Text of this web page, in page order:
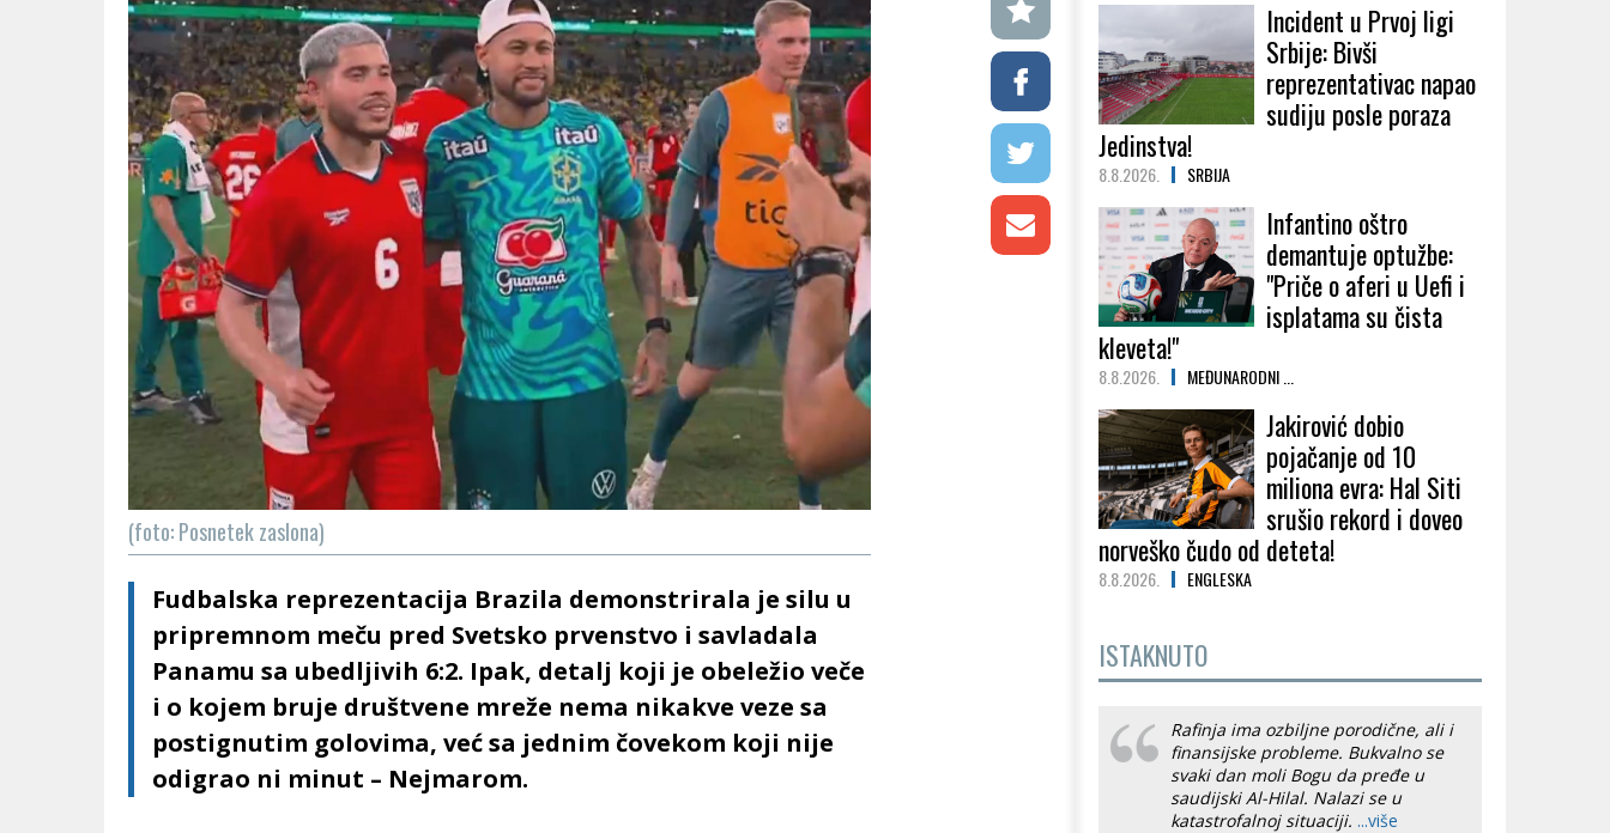
(foto: Posnetek zaslona)
Fudbalska reprezentacija Brazila demonstrirala je silu u
pripremnom meču pred Svetsko prvenstvo i savladala
Panamu sa ubedljivih 6:2. Ipak, detalj koji je obeležio veče
i o kojem bruje društvene mreže nema nikakve veze sa
postignutim golovima, već sa jednim čovekom koji nije
odigrao ni minut – Nejmarom.
Incident u Prvoj ligi
Srbije: Bivši
reprezentativac napao
sudiju posle poraza
Jedinstva!
8.8.2026. SRBIJA
Infantino oštro
demantuje optužbe:
"Priče o aferi u Uefi i
isplatama su čista
kleveta!"
8.8.2026. MEĐUNARODNI ...
Jakirović dobio
pojačanje od 10
miliona evra: Hal Siti
srušio rekord i doveo
norveško čudo od deteta!
8.8.2026. ENGLESKA
ISTAKNUTO
Rafinja ima ozbiljne porodične, ali i
finansijske probleme. Bukvalno se
svaki dan moli Bogu da pređe u
saudijski Al-Hilal. Nalazi se u
katastrofalnoj situaciji. ...više